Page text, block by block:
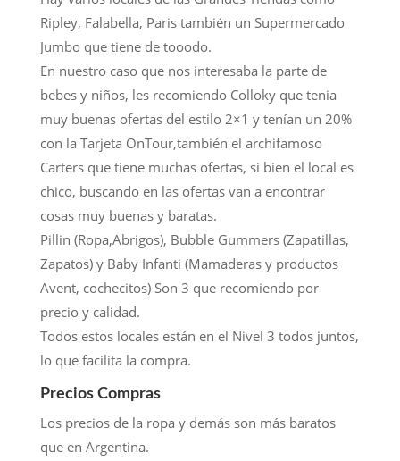
Ripley, Falabella, Paris también un Supermercado
Jumbo que tiene de tooodo.
En nuestro caso que nos interesaba la parte de
bebes y niños, les recomiendo Colloky que tenia
muy buenas ofertas del estilo 2×1 y tenían un 20%
con la Tarjeta OnTour,también el archifamoso
Carters que tiene muchas ofertas, si bien el local es
chico, buscando en las ofertas van a encontrar
cosas muy buenas y baratas.
Pillin (Ropa,Abrigos), Bubble Gummers (Zapatillas,
Zapatos) y Baby Infanti (Mamaderas y productos
Avent, cochecitos) Son 3 que recomiendo por
precio y calidad.
Todos estos locales están en el Nivel 3 todos juntos,
lo que facilita la compra.
Precios Compras
Los precios de la ropa y demás son más baratos
que en Argentina.